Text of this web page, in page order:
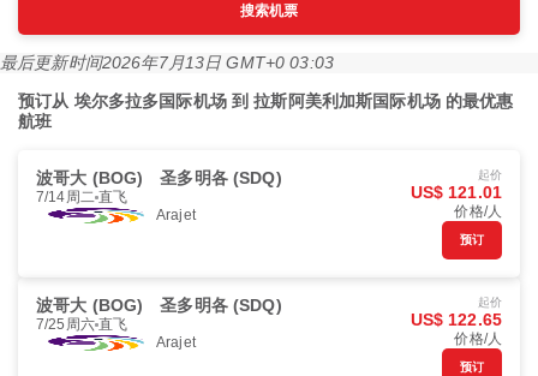
搜索机票
最后更新时间2026年7月13日 GMT+0 03:03
预订从 埃尔多拉多国际机场 到 拉斯阿美利加斯国际机场 的最优惠
航班
波哥大 (BOG) 圣多明各 (SDQ)
7/14周二 直飞
Arajet
起价
US$ 121.01
价格/人
预订
波哥大 (BOG) 圣多明各 (SDQ)
7/25周六 直飞
Arajet
起价
US$ 122.65
价格/人
预订